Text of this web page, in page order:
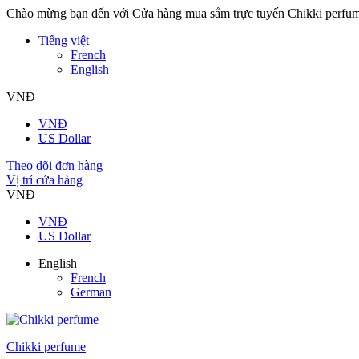
Chào mừng bạn đến với Cửa hàng mua sắm trực tuyến Chikki
Tiếng việt
French
English
VNĐ
VNĐ
US Dollar
Theo dõi đơn hàng
Vị trí cửa hàng
VNĐ
VNĐ
US Dollar
English
French
German
Chikki perfume